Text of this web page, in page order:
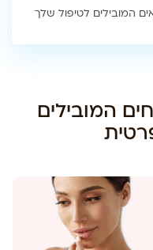
המובילים לטיפול שלך
המובילים